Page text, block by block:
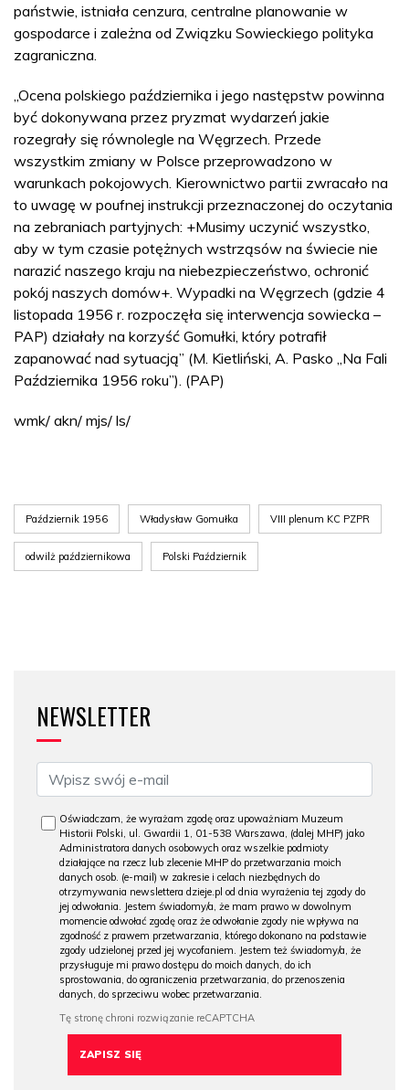
państwie, istniała cenzura, centralne planowanie w
gospodarce i zależna od Związku Sowieckiego polityka
zagraniczna.
„Ocena polskiego października i jego następstw powinna
być dokonywana przez pryzmat wydarzeń jakie
rozegrały się równolegle na Węgrzech. Przede
wszystkim zmiany w Polsce przeprowadzono w
warunkach pokojowych. Kierownictwo partii zwracało na
to uwagę w poufnej instrukcji przeznaczonej do oczytania
na zebraniach partyjnych: +Musimy uczynić wszystko,
aby w tym czasie potężnych wstrząsów na świecie nie
narazić naszego kraju na niebezpieczeństwo, ochronić
pokój naszych domów+. Wypadki na Węgrzech (gdzie 4
listopada 1956 r. rozpoczęła się interwencja sowiecka –
PAP) działały na korzyść Gomułki, który potrafił
zapanować nad sytuacją” (M. Kietliński, A. Pasko „Na Fali
Października 1956 roku”). (PAP)
wmk/ akn/ mjs/ ls/
Październik 1956 Władysław Gomułka VIII plenum KC PZPR
odwilż październikowa Polski Październik
NEWSLETTER
Oświadczam, że wyrażam zgodę oraz upoważniam Muzeum
Historii Polski, ul. Gwardii 1, 01-538 Warszawa, (dalej MHP) jako
Administratora danych osobowych oraz wszelkie podmioty
działające na rzecz lub zlecenie MHP do przetwarzania moich
danych osob. (e-mail) w zakresie i celach niezbędnych do
otrzymywania newslettera dzieje.pl od dnia wyrażenia tej zgody do
jej odwołania. Jestem świadomy/a, że mam prawo w dowolnym
momencie odwołać zgodę oraz że odwołanie zgody nie wpływa na
zgodność z prawem przetwarzania, którego dokonano na podstawie
zgody udzielonej przed jej wycofaniem. Jestem też świadomy/a, że
przysługuje mi prawo dostępu do moich danych, do ich
sprostowania, do ograniczenia przetwarzania, do przenoszenia
danych, do sprzeciwu wobec przetwarzania.